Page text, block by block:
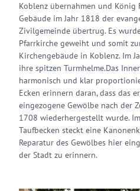
Koblenz übernahmen und König
Gebäude im Jahr 1818 der
Zivilgemeinde übertrug. Es
Pfarrkirche geweiht und somit
Kirchengebäude in Koblenz. Im
ihre spitzen Turmhelme.Das
harmonisch und klar
Ecken erinnern daran, dass das
eingezogene Gewölbe nach der
1708 wiederhergestellt wurde.
Taufbecken steckt eine
Reparatur des Gewölbes hier
der Stadt zu erinnern.